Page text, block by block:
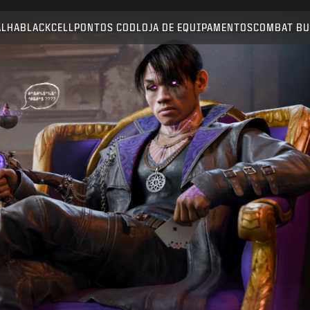
BLACKCELL PONTOS COD LOJA DE EQUIPAMENTOSCOMBAT
ENVIAR
CONFIRMAR COMPRA
CANCELAR
A Activision pode atualizar, substituir ou remover este
conteúdo do jogo a qualquer momento.